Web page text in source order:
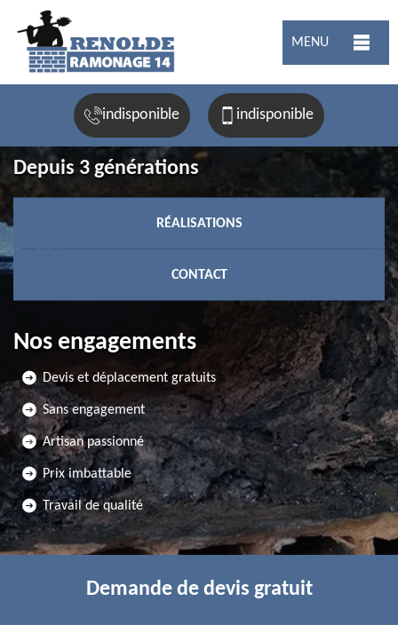
MENU
indisponible indisponible
Depuis 3 générations
RÉALISATIONS
CONTACT
Nos engagements
Devis et déplacement gratuits
Sans engagement
Artisan passionné
Prix imbattable
Travail de qualité
Demande de devis gratuit